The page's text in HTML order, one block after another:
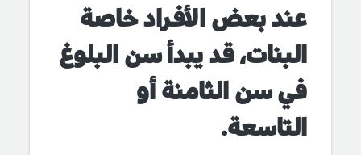
عند بعض الأفراد خاصة
البنات، قد يبدأ سن البلوغ
في سن الثامنة أو
التاسعة.